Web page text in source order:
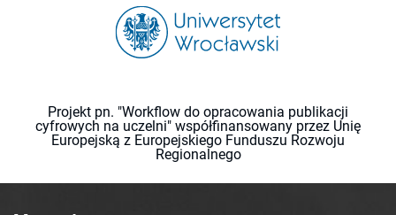
Projekt pn. "Workflow do opracowania publikacji
cyfrowych na uczelni" współfinansowany przez Unię
Europejską z Europejskiego Funduszu Rozwoju
Regionalnego